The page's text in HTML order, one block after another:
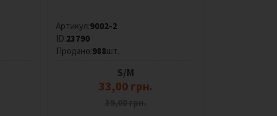
Артикул:9002-2
ID:23790
Продано:988шт.
S/M
33,00 грн.